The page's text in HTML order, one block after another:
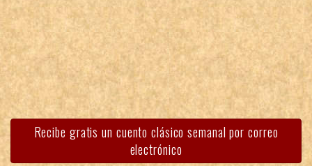
Recibe gratis un cuento clásico semanal por correo
electrónico